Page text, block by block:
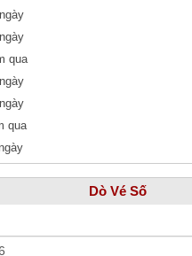
qua
qua
Dò Vé Số